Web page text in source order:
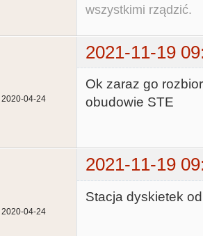
wszystkimi rządzić.
2021-11-19
2020-04-24
Ok zaraz go
obudowie STE
2021-11-19
2020-04-24
Stacja dyskietek